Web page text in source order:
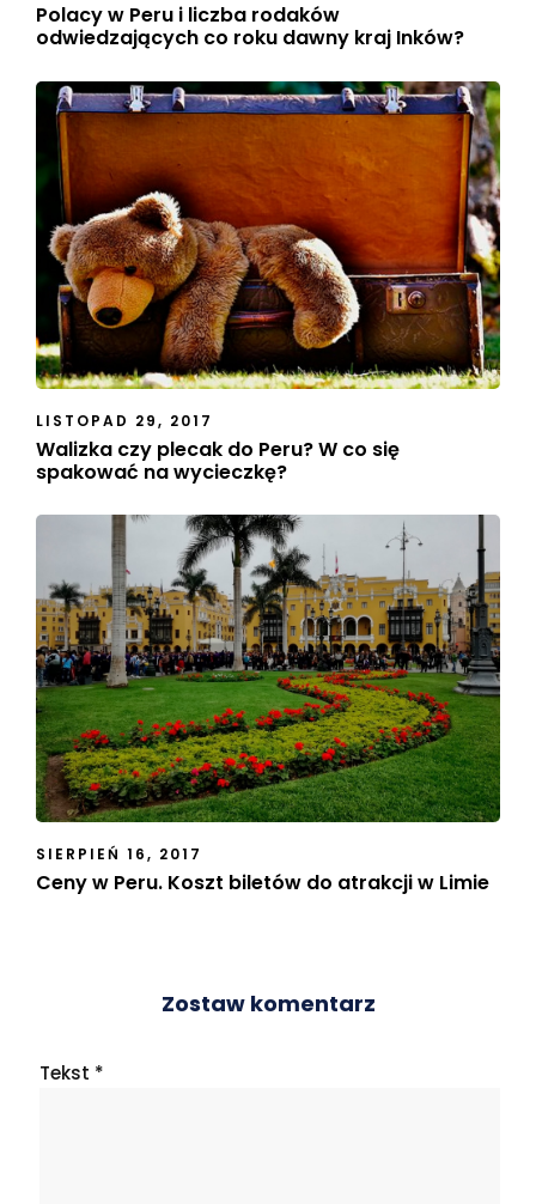
Polacy w Peru i liczba rodaków
odwiedzających co roku dawny kraj Inków?
LISTOPAD 29, 2017
Walizka czy plecak do Peru? W co się
spakować na wycieczkę?
SIERPIEŃ 16, 2017
Ceny w Peru. Koszt biletów do atrakcji w Limie
Zostaw komentarz
Tekst *